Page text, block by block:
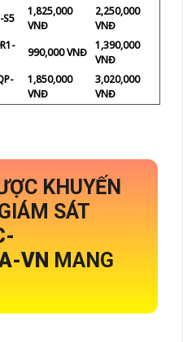
S5
1,825,000
VNĐ
2,250,000
VNĐ
990,000 VNĐ
1,390,000
VNĐ
1,850,000
VNĐ
3,020,000
VNĐ
KHUYẾN
SÁT
VN MANG